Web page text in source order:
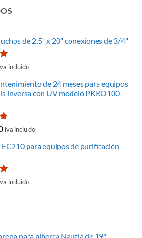
era:
de 2.5" x 20" conexiones de 3/4"
incluido
de 24 meses para equipos
inversa con UV modelo PKRO100-
iva incluido
para equipos de purificación
incluido
para alberca Nautia de 19"